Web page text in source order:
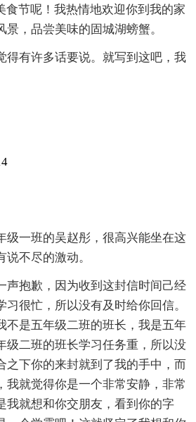
食节呢！我热情地欢迎你到我的家
景，品尝美味的固城湖螃蟹。
得有许多话要说。就写到这吧，我
级一班的吴赵彤，很高兴能坐在这
不尽的激动。
声抱歉，因为收到这封信时间己经
很忙，所以没有及时给你回信。
不是五年级二班的班长，我是五年
级二班的班长学习任务重，所以没
之下你的来封就到了我的手中，而
我就觉得你是一个非常安静，非常
我就想和你交朋友，看到你的字